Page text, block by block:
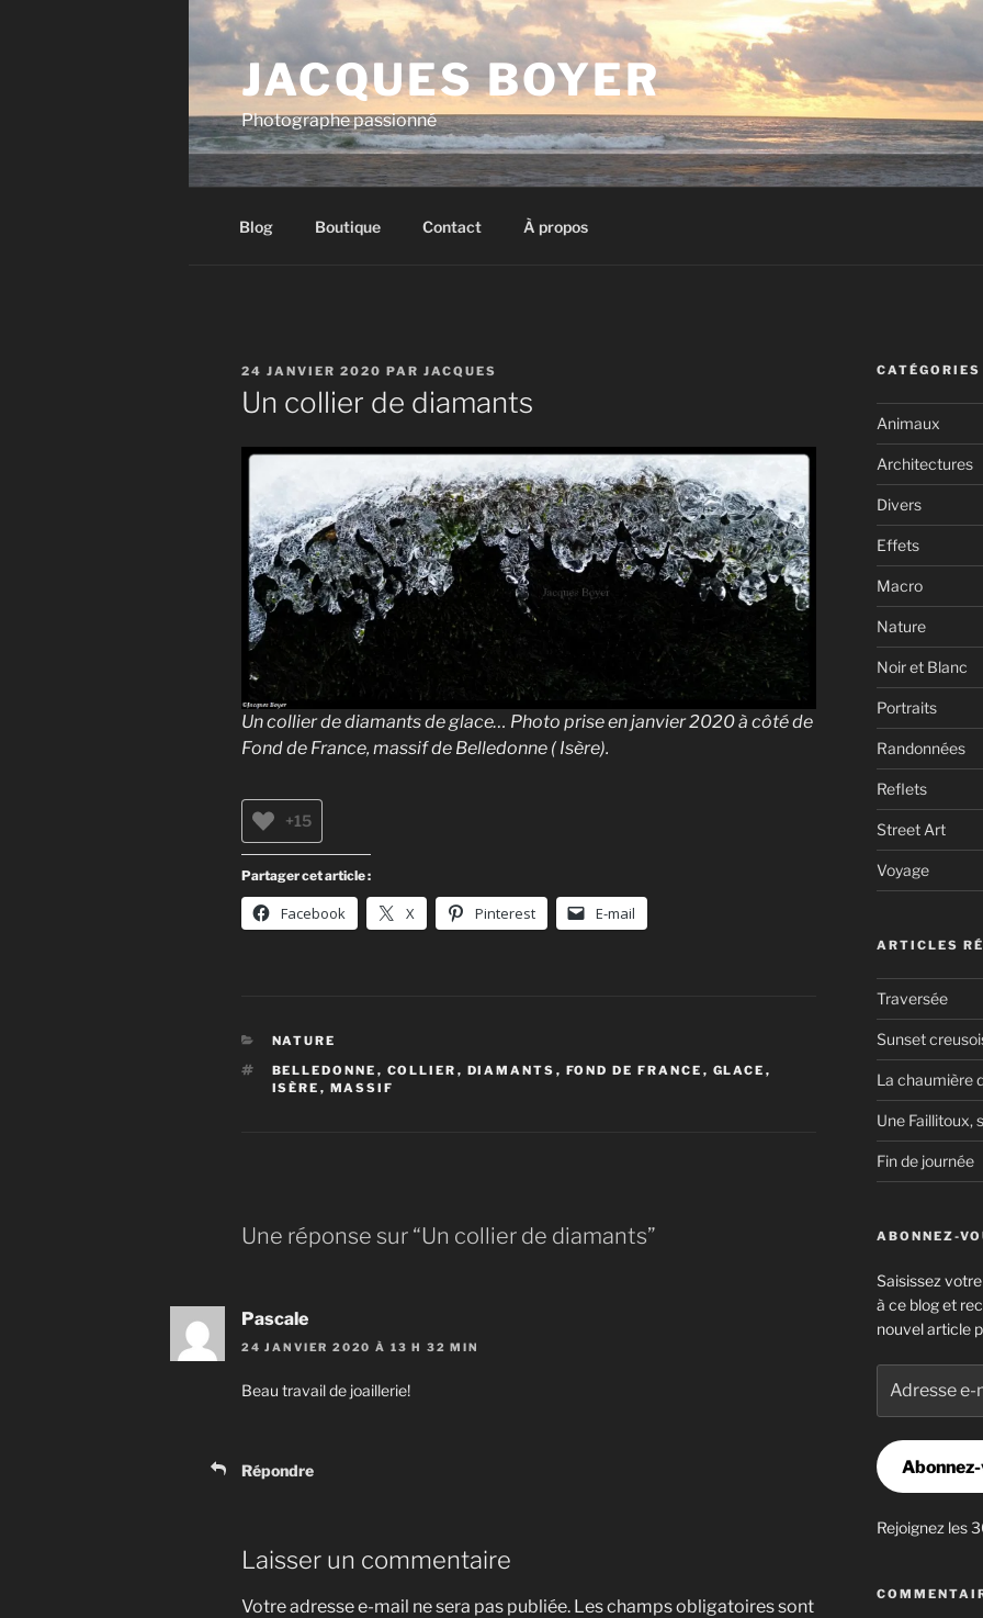
Aller
contenu
principalJACQUES BOYER
Photographe passionné
Blog Boutique Contact À propos
PUBLIÉ
LE
24 JANVIER 2020 PAR JACQUES
Un collier de diamants
Un collier de diamants de glace… Photo prise en janvier 2020 à côté de
Fond de France, massif de Belledonne ( Isère).
+15
Partager cet article :
Facebook X Pinterest E-mail
CATÉGORIES
NATURE
ÉTIQUETTES
BELLEDONNE , COLLIER , DIAMANTS , FOND DE FRANCE , GLACE ,
ISÈRE , MASSIF
Une réponse sur “Un collier de diamants”
Pascale
24 JANVIER 2020 À 13 H 32 MIN
Beau travail de joaillerie!
Répondre
Laisser un commentaire
Votre adresse e-mail ne sera pas publiée. Les champs obligatoires sont
CATÉGORIES
Animaux
Architectures
Divers
Effets
Macro
Nature
Noir et Blanc
Portraits
Randonnées
Reflets
Street Art
Voyage
ARTICLES
Traversée
Sunset
La chaumière
Une Faillitoux,
Fin de journée
ABONNEZ-
Saisissez
à ce blog et
nouvel article
mail
Rejoignez les